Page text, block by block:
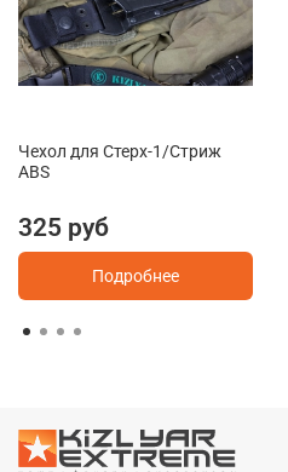
Чехол для Стерх-1/Стриж
ABS
325 руб
Подробнее